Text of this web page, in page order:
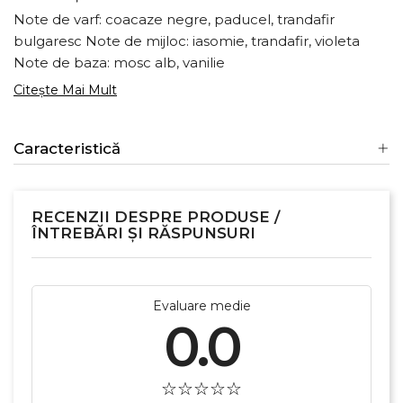
Note de varf: coacaze negre, paducel, trandafir
bulgaresc Note de mijloc: iasomie, trandafir, violeta
Note de baza: mosc alb, vanilie
Citește Mai Mult
Caracteristică
RECENZII DESPRE PRODUSE /
ÎNTREBĂRI ȘI RĂSPUNSURI
Evaluare medie
0.0